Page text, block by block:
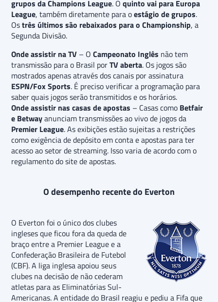
grupos da Champions League. O quinto vai para Europa
League, também diretamente para oestágio de grupos.
Ostrês últimos são rebaixados para o Championship, a
Segunda Divisão.
Onde assistir na TV – O Campeonato Inglês não tem
transmissão para o Brasil porTV aberta. Os jogos são
mostrados apenas através dos canais por assinatura
ESPN/Fox Sports. É preciso verificar a programação para
saber quais jogos serão transmitidos e os horários.
Onde assistir nas casas de apostas – Casas como Betfair
e Betwayanunciam transmissões ao vivo de jogos da
Premier League. As exibições estão sujeitas a restrições
como exigência de depósito em conta e apostas para ter
acesso ao setor de streaming. Isso varia de acordo com o
regulamento do site de apostas.
O desempenho recente do Everton
O Everton foi o único dos clubes
ingleses que ficou fora da queda de
braço entre a Premier League e a
Confederação Brasileira de Futebol
(CBF). A liga inglesa apoiou seus
clubes na decisão de não cederam
atletas para as Eliminatórias Sul-
Americanas. A entidade do Brasil reagiu e pediu a Fifa que